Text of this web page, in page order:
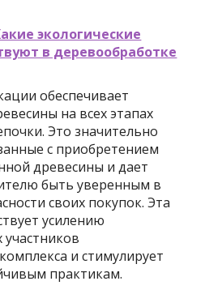
экологические
в деревообработке
обеспечивает
на всех этапах
Это значительно
с приобретением
древесины и дает
быть уверенным в
своих покупок. Эта
усилению
участников
и стимулирует
практикам.